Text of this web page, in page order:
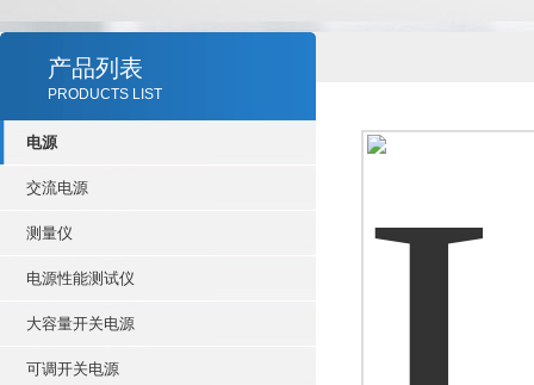
产品列表
PRODUCTS LIST
电源
交流电源
测量仪
电源性能测试仪
大容量开关电源
可调开关电源